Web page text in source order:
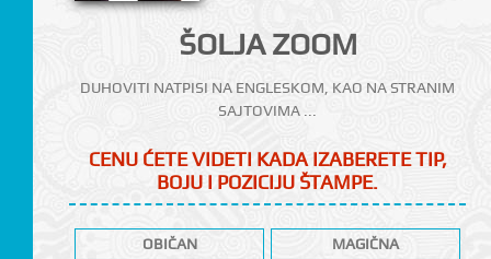
ŠOLJA ZOOM
DUHOVITI NATPISI NA ENGLESKOM, KAO NA STRANIM
SAJTOVIMA ...
CENU ĆETE VIDETI KADA IZABERETE TIP,
BOJU I POZICIJU ŠTAMPE.
OBIČAN MAGIČNA